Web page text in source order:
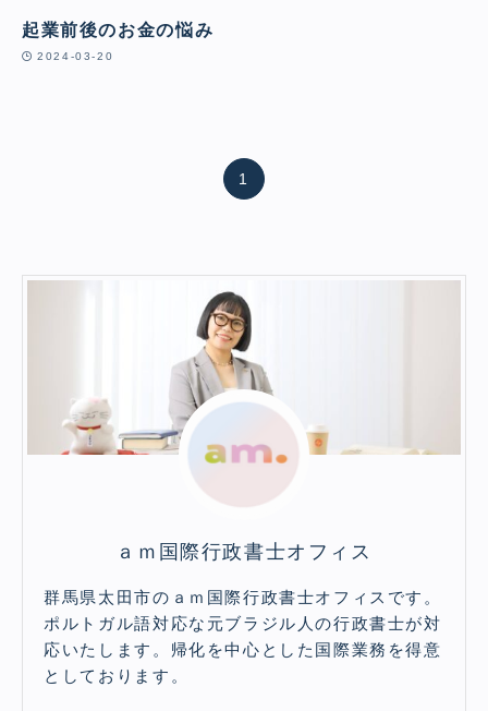
起業前後のお金の悩み
2024-03-20
1
ａｍ国際行政書士オフィス
群馬県太田市のａｍ国際行政書士オフィスです。
ポルトガル語対応な元ブラジル人の行政書士が対
応いたします。帰化を中心とした国際業務を得意
としております。